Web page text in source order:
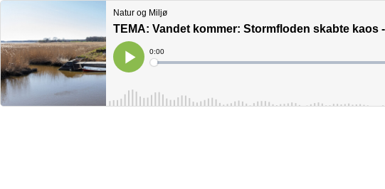
Natur og Miljø
TEMA: Vandet kommer: Stormfloden skabte kaos
Play
Current
Time
0:00
Loaded: